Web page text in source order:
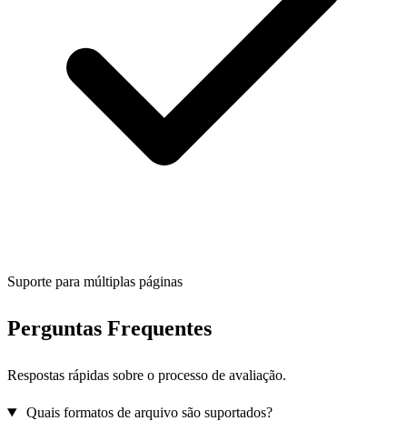
Suporte para múltiplas páginas
Perguntas Frequentes
Respostas rápidas sobre o processo de avaliação.
Quais formatos de arquivo são suportados?